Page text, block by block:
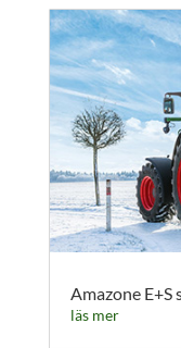
Amazone
läs mer